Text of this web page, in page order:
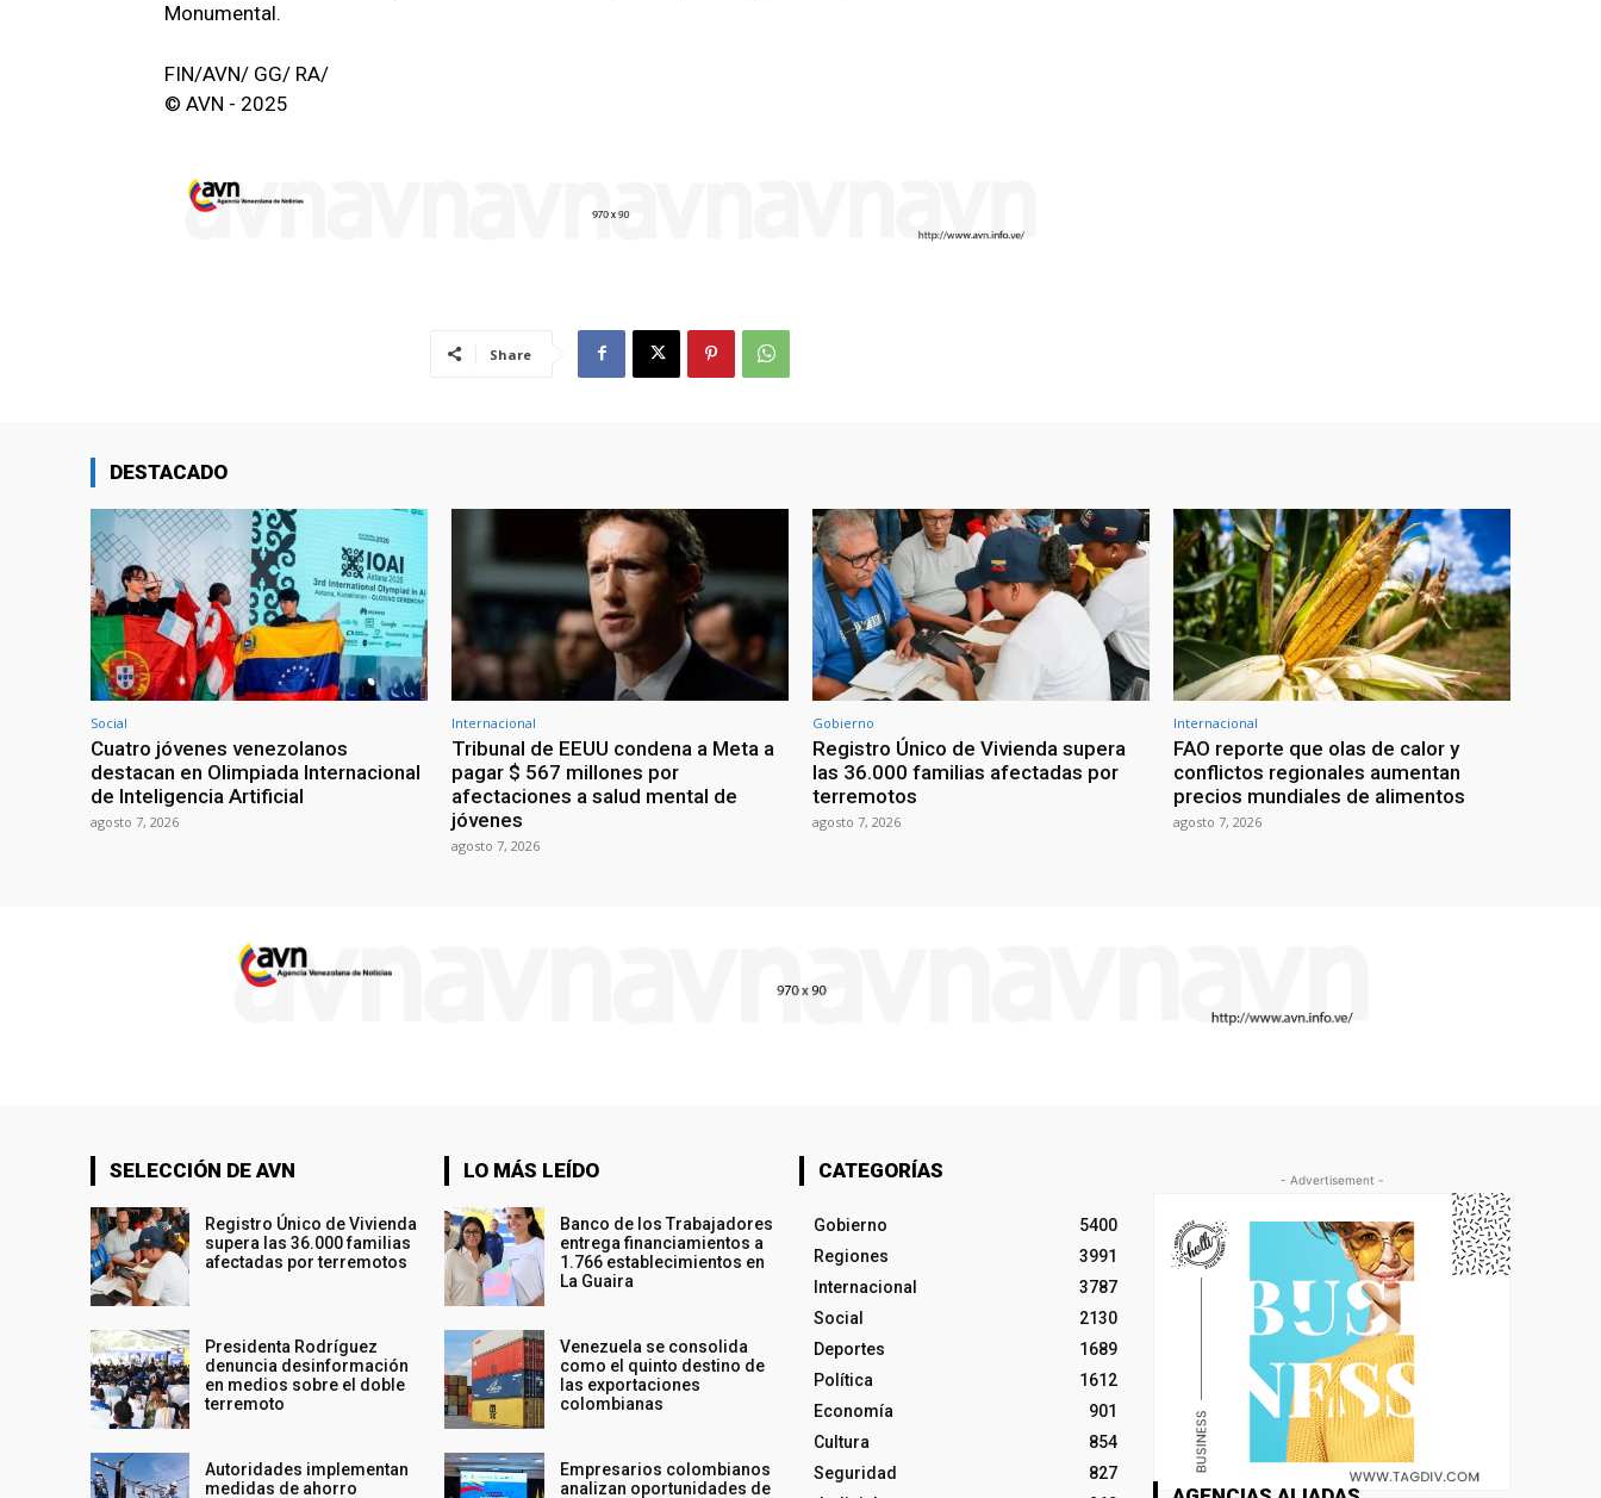
Monumental.
FIN/AVN/ GG/ RA/
© AVN - 2025
Share
DESTACADO
Social
Cuatro jóvenes venezolanos
destacan en Olimpiada Internacional
de Inteligencia Artificial
agosto 7, 2026
Internacional
Tribunal de EEUU condena a Meta a
pagar $ 567 millones por
afectaciones a salud mental de
jóvenes
agosto 7, 2026
Gobierno
Registro Único de Vivienda supera
las 36.000 familias afectadas por
terremotos
agosto 7, 2026
Internacional
FAO reporte que olas de calor y
conflictos regionales aumentan
precios mundiales de alimentos
agosto 7, 2026
SELECCIÓN DE AVN
Registro Único de Vivienda
supera las 36.000 familias
afectadas por terremotos
Presidenta Rodríguez
denuncia desinformación
en medios sobre el doble
terremoto
Autoridades implementan
medidas de ahorro
LO MÁS LEÍDO
Banco de los Trabajadores
entrega financiamientos a
1.766 establecimientos en
La Guaira
Venezuela se consolida
como el quinto destino de
las exportaciones
colombianas
Empresarios colombianos
analizan oportunidades de
CATEGORÍAS
Gobierno
5400
Regiones
3991
Internacional
3787
Social
2130
Deportes
1689
Política
1612
Economía
901
Cultura
854
Seguridad
827
- Advertisement -